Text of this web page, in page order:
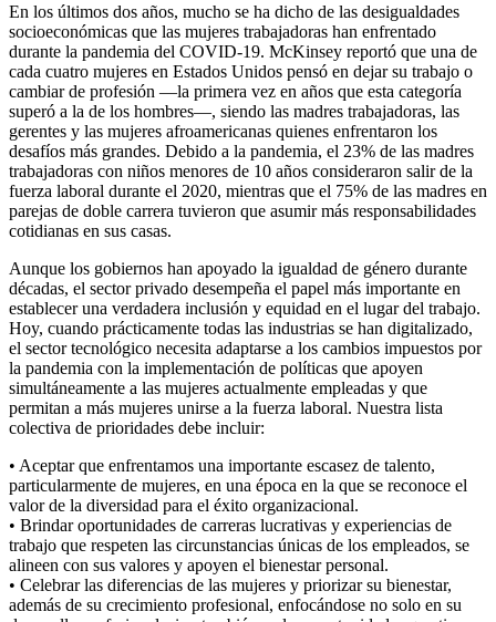
En los últimos dos años, mucho se ha dicho de las desigualdades
socioeconómicas que las mujeres trabajadoras han enfrentado
durante la pandemia del COVID-19. McKinsey reportó que una de
cada cuatro mujeres en Estados Unidos pensó en dejar su trabajo o
cambiar de profesión —la primera vez en años que esta categoría
superó a la de los hombres—, siendo las madres trabajadoras, las
gerentes y las mujeres afroamericanas quienes enfrentaron los
desafíos más grandes. Debido a la pandemia, el 23% de las madres
trabajadoras con niños menores de 10 años consideraron salir de la
fuerza laboral durante el 2020, mientras que el 75% de las madres en
parejas de doble carrera tuvieron que asumir más responsabilidades
cotidianas en sus casas.
Aunque los gobiernos han apoyado la igualdad de género durante
décadas, el sector privado desempeña el papel más importante en
establecer una verdadera inclusión y equidad en el lugar del trabajo.
Hoy, cuando prácticamente todas las industrias se han digitalizado,
el sector tecnológico necesita adaptarse a los cambios impuestos por
la pandemia con la implementación de políticas que apoyen
simultáneamente a las mujeres actualmente empleadas y que
permitan a más mujeres unirse a la fuerza laboral. Nuestra lista
colectiva de prioridades debe incluir:
• Aceptar que enfrentamos una importante escasez de talento,
particularmente de mujeres, en una época en la que se reconoce el
valor de la diversidad para el éxito organizacional.
• Brindar oportunidades de carreras lucrativas y experiencias de
trabajo que respeten las circunstancias únicas de los empleados, se
alineen con sus valores y apoyen el bienestar personal.
• Celebrar las diferencias de las mujeres y priorizar su bienestar,
además de su crecimiento profesional, enfocándose no solo en su